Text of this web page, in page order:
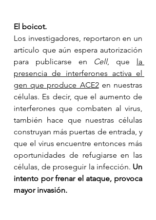
El boicot.
Los investigadores, reportaron en un
artículo que aún espera autorización
para publicarse en Cell, que la
presencia de interferones activa el
gen que produce ACE2 en nuestras
células. Es decir, que el aumento de
interferones que combaten al virus,
también hace que nuestras células
construyan más puertas de entrada, y
que el virus encuentre entonces más
oportunidades de refugiarse en las
células, de proseguir la infección. Un
intento por frenar el ataque, provoca
mayor invasión.